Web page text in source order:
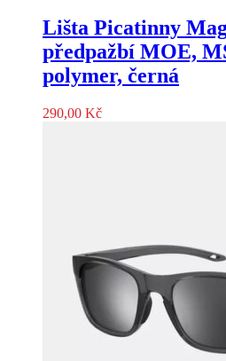
Lišta Picatinny
předpažbí MOE,
polymer, černá
290,00 Kč